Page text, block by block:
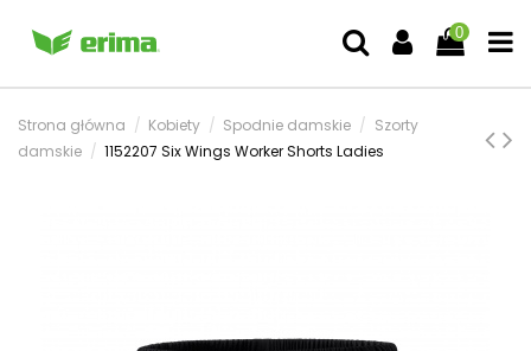
0
Strona główna Kobiety Spodnie damskie
Szorty
damskie
1152207 Six Wings Worker Shorts Ladies